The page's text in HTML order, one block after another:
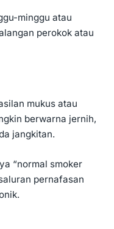
minggu atau
perokok atau
mukus atau
berwarna jernih,
jangkitan.
“normal smoker
pernafasan